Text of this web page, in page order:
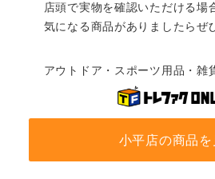
店頭で実物を確認いただける場
気になる商品がありましたらぜ
アウトドア・スポーツ用品・雑
小平店の商品を